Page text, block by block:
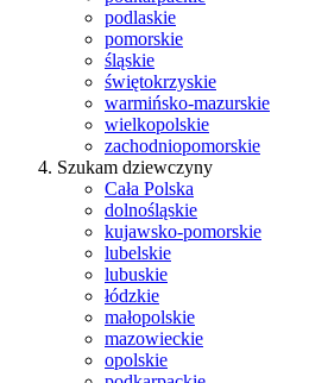
podlaskie
pomorskie
śląskie
świętokrzyskie
warmińsko-mazurskie
wielkopolskie
zachodniopomorskie
Szukam dziewczyny
Cała Polska
dolnośląskie
kujawsko-pomorskie
lubelskie
lubuskie
łódzkie
małopolskie
mazowieckie
opolskie